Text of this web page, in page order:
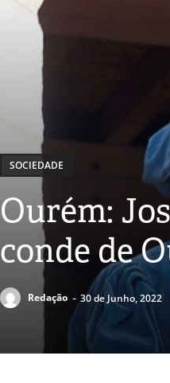
SOCIEDADE
Ourém:
conde de
Redação - 30 de Junho, 2022